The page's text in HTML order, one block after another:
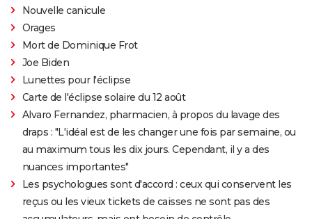
Nouvelle canicule
Orages
Mort de Dominique Frot
Joe Biden
Lunettes pour l'éclipse
Carte de l'éclipse solaire du 12 août
Alvaro Fernandez, pharmacien, à propos du lavage des
draps : "L'idéal est de les changer une fois par semaine, ou
au maximum tous les dix jours. Cependant, il y a des
nuances importantes"
Les psychologues sont d'accord : ceux qui conservent les
reçus ou les vieux tickets de caisses ne sont pas des